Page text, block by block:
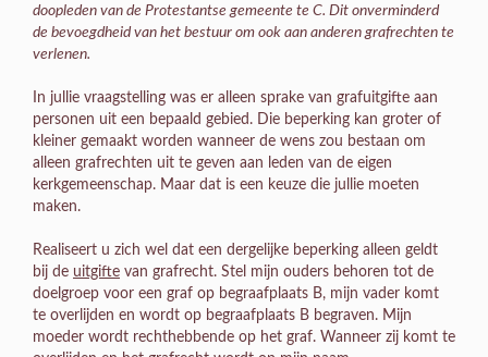
doopleden van de Protestantse gemeente te C. Dit onverminderd
de bevoegdheid van het bestuur om ook aan anderen grafrechten te
verlenen.
In jullie vraagstelling was er alleen sprake van grafuitgifte aan
personen uit een bepaald gebied. Die beperking kan groter of
kleiner gemaakt worden wanneer de wens zou bestaan om
alleen grafrechten uit te geven aan leden van de eigen
kerkgemeenschap. Maar dat is een keuze die jullie moeten
maken.
Realiseert u zich wel dat een dergelijke beperking alleen geldt
bij de uitgifte van grafrecht. Stel mijn ouders behoren tot de
doelgroep voor een graf op begraafplaats B, mijn vader komt
te overlijden en wordt op begraafplaats B begraven. Mijn
moeder wordt rechthebbende op het graf. Wanneer zij komt te